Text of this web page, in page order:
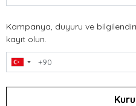
Kampanya, duyuru ve
kayıt olun.